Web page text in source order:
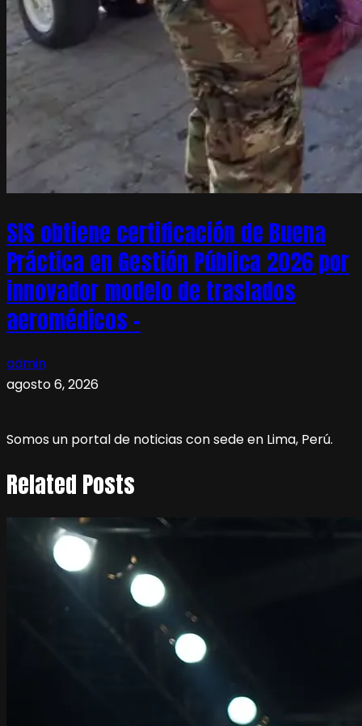
SIS obtiene certificación de Buena
Práctica en Gestión Pública 2026 por
innovador modelo de traslados
aeromédicos –
admin
agosto 6, 2026
Somos un portal de noticias con sede en Lima, Perú.
Related Posts